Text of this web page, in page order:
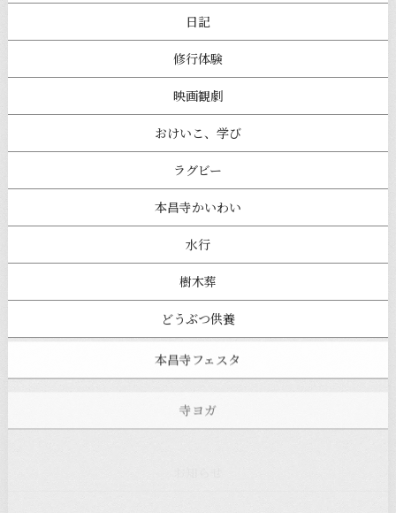
日記
修行体験
映画観劇
おけいこ、学び
ラグビー
本昌寺かいわい
水行
樹木葬
どうぶつ供養
本昌寺フェスタ
お知らせ